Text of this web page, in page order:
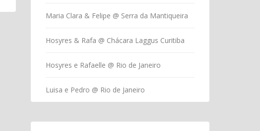
Maria Clara & Felipe @ Serra da Mantiqueira
Hosyres & Rafa @ Chácara Laggus Curitiba
Hosyres e Rafaelle @ Rio de Janeiro
Luisa e Pedro @ Rio de Janeiro